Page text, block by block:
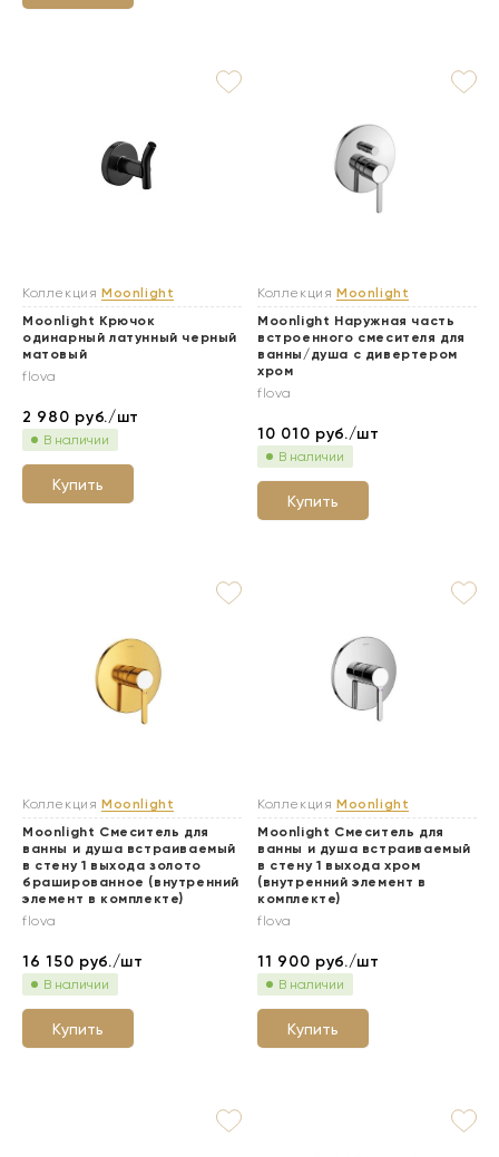
Коллекция Moonlight
Moonlight Крючок
одинарный латунный черный
матовый
flova
2 980 руб./шт
В наличии
Купить
Коллекция Moonlight
Moonlight Наружная часть
встроенного смесителя для
ванны/душа с дивертером
хром
flova
10 010 руб./шт
В наличии
Купить
Коллекция Moonlight
Moonlight Смеситель для
ванны и душа встраиваемый
в стену 1 выхода золото
брашированное (внутренний
элемент в комплекте)
flova
16 150 руб./шт
В наличии
Купить
Коллекция Moonlight
Moonlight Смеситель для
ванны и душа встраиваемый
в стену 1 выхода хром
(внутренний элемент в
комплекте)
flova
11 900 руб./шт
В наличии
Купить